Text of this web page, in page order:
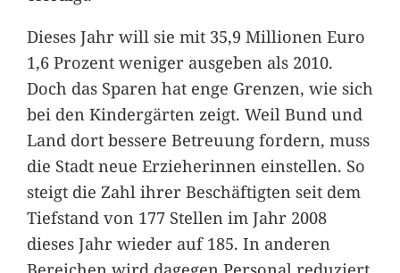
Dieses Jahr will sie mit 35,9 Millionen Euro
1,6 Prozent weniger ausgeben als 2010.
Doch das Sparen hat enge Grenzen, wie sich
bei den Kindergärten zeigt. Weil Bund und
Land dort bessere Betreuung fordern, muss
die Stadt neue Erzieherinnen einstellen. So
steigt die Zahl ihrer Beschäftigten seit dem
Tiefstand von 177 Stellen im Jahr 2008
dieses Jahr wieder auf 185. In anderen